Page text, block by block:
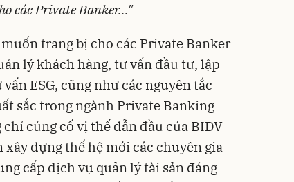
các Private Banker..."
trang bị cho các Private Banker
lý khách hàng, tư vấn đầu tư, lập
ESG, cũng như các nguyên tắc
sắc trong ngành Private Banking
củng cố vị thế dẫn đầu của BIDV
dựng thế hệ mới các chuyên gia
cấp dịch vụ quản lý tài sản đáng